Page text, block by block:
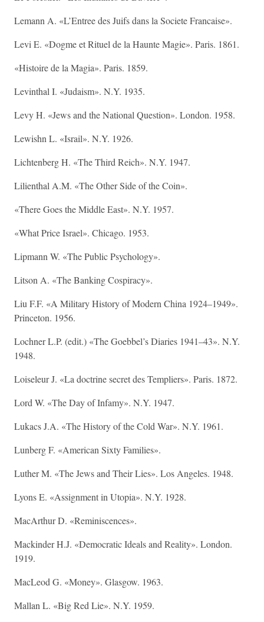
Lemann A. «L’Entree des Juifs dans la Societe Francaise».
Levi E. «Dogme et Rituel de la Haunte Magie». Paris. 1861.
«Histoire de la Magia». Paris. 1859.
Levinthal I. «Judaism». N.Y. 1935.
Levy H. «Jews and the National Question». London. 1958.
Lewishn L. «Israil». N.Y. 1926.
Lichtenberg H. «The Third Reich». N.Y. 1947.
Lilienthal A.M. «The Other Side of the Coin».
«There Goes the Middle East». N.Y. 1957.
«What Price Israel». Chicago. 1953.
Lipmann W. «The Public Psychology».
Litson A. «The Banking Cospiracy».
Liu F.F. «A Military History of Modern China 1924–1949».
Princeton. 1956.
Lochner L.P. (edit.) «The Goebbel’s Diaries 1941–43». N.Y.
1948.
Loiseleur J. «La doctrine secret des Templiers». Paris. 1872.
Lord W. «The Day of Infamy». N.Y. 1947.
Lukacs J.A. «The History of the Cold War». N.Y. 1961.
Lunberg F. «American Sixty Families».
Luther M. «The Jews and Their Lies». Los Angeles. 1948.
Lyons E. «Assignment in Utopia». N.Y. 1928.
MacArthur D. «Reminiscences».
Mackinder H.J. «Democratic Ideals and Reality». London.
1919.
MacLeod G. «Money». Glasgow. 1963.
Mallan L. «Big Red Lie». N.Y. 1959.